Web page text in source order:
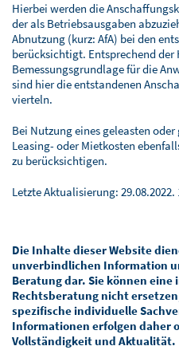
Hierbei werden die
der als Betriebsausgaben
Abnutzung (kurz: AfA) bei den
berücksichtigt. Entsprechend
Bemessungsgrundlage für die
sind hier die entstandenen
vierteln.
Bei Nutzung eines geleasten
Leasing- oder Mietkosten
zu berücksichtigen.
Letzte Aktualisierung: 29.08.2022.
Die Inhalte dieser Website
unverbindlichen Information
Beratung dar. Sie können
Rechtsberatung nicht
spezifische individuelle
Informationen erfolgen daher
Vollständigkeit und Aktualität.